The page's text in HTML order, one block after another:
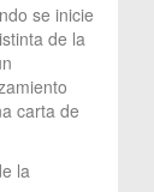
se inicie
de la
carta de
la